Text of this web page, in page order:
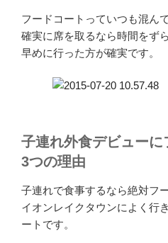
フードコートっていつも混ん
確実に席を取るなら時間をず
早めに行った方が確実です。
子連れ外食デビュー
3つの理由
子連れで食事するなら絶対フ
イオンレイクタウンによく行
ートです。